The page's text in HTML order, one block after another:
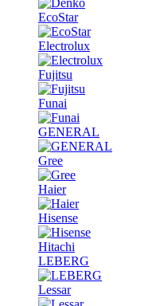
EcoStar
Electrolux
Fujitsu
Funai
GENERAL
Gree
Haier
Hisense
Hitachi
LEBERG
Lessar